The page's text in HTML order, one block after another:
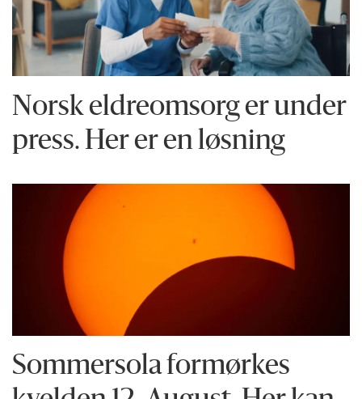
Norsk eldreomsorg er under
press. Her er en løsning
Sommersola formørkes